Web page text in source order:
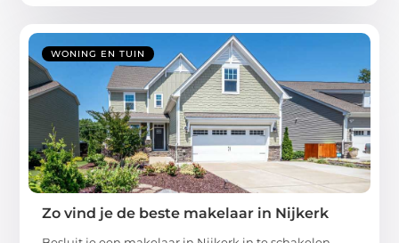
WONING EN TUIN
Zo vind je de beste makelaar in Nijkerk